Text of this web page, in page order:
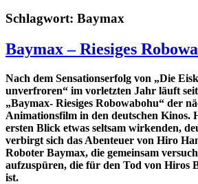
Schlagwort: Baymax
Baymax – Riesiges
Nach dem Sensationserfolg von „Die
unverfroren“ im vorletzten Jahr läuft
„Baymax- Riesiges Robowabohu“ der
Animationsfilm in den deutschen Kinos.
ersten Blick etwas seltsam wirkenden,
verbirgt sich das Abenteuer von Hiro
Roboter Baymax, die gemeinsam
aufzuspüren, die für den Tod von Hiros
ist.